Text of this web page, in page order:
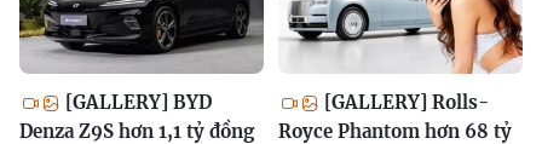
[GALLERY] BYD
Denza Z9S hơn 1,1 tỷ đồng
[GALLERY] Rolls-
Royce Phantom hơn 68 tỷ